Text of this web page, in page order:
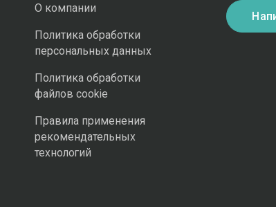
О компании
Политика обработки
персональных данных
Политика обработки
файлов cookie
Правила применения
рекомендательных
технологий